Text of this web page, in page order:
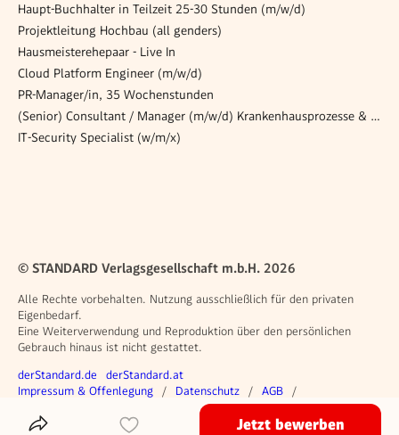
Haupt-Buchhalter in Teilzeit 25-30 Stunden (m/w/d)
Projektleitung Hochbau (all genders)
Hausmeisterehepaar - Live In
Cloud Platform Engineer (m/w/d)
PR-Manager/in, 35 Wochenstunden
(Senior) Consultant / Manager (m/w/d) Krankenhausprozesse & Betriebsorganisation
IT-Security Specialist (w/m/x)
Das Inserat Teilen Jetzt bewerben
© STANDARD Verlagsgesellschaft m.b.H. 2026
Alle Rechte vorbehalten. Nutzung ausschließlich für den privaten
Eigenbedarf.
Eine Weiterverwendung und Reproduktion über den persönlichen
Gebrauch hinaus ist nicht gestattet.
Weitere Angebote
derStandard.de derStandard.at
Rechtliches
Impressum & Offenlegung Datenschutz
AGB